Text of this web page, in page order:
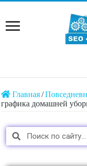
Главная/
графика домашней